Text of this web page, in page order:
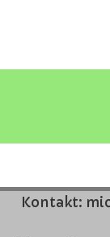
Kontakt: